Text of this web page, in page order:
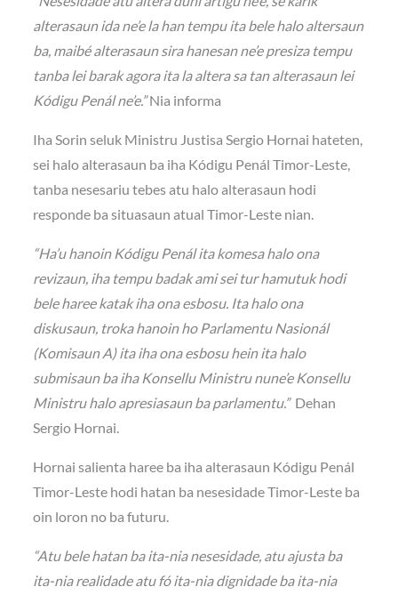
alterasaun ida ne’e la han tempu ita bele halo altersaun
ba, maibé alterasaun sira hanesan ne’e presiza tempu
tanba lei barak agora ita la altera sa tan alterasaun lei
Kódigu Penál ne’e.”Nia informa
Iha Sorin seluk Ministru Justisa Sergio Hornai hateten,
sei halo alterasaun ba iha Kódigu Penál Timor-Leste,
tanba nesesariu tebes atu halo alterasaun hodi
responde ba situasaun atual Timor-Leste nian.
“Ha’u hanoin Kódigu Penál ita komesa halo ona
revizaun, iha tempu badak ami sei tur hamutuk hodi
bele haree katak iha ona esbosu. Ita halo ona
diskusaun, troka hanoin ho Parlamentu Nasionál
(Komisaun A) ita iha ona esbosu hein ita halo
submisaun ba iha Konsellu Ministru nune’e Konsellu
Ministru halo apresiasaun ba parlamentu.”Dehan
Sergio Hornai.
Hornai salienta haree ba iha alterasaun Kódigu Penál
Timor-Leste hodi hatan ba nesesidade Timor-Leste ba
oin loron no ba futuru.
“Atu bele hatan ba ita-nia nesesidade, atu ajusta ba
ita-nia realidade atu fó ita-nia dignidade ba ita-nia